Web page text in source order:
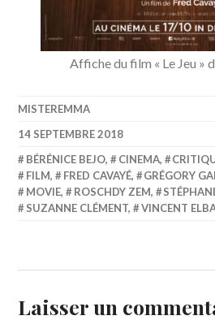
Affiche du film « Le Jeu »
MISTEREMMA
14 SEPTEMBRE 2018
BÉRÉNICE BEJO, CINEMA,
FILM, FRED CAVAYÉ, GRÉGORY
MOVIE, ROSCHDY ZEM,
SUZANNE CLÉMENT, VINCENT
Laisser un